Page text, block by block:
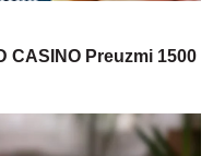
CASINO Preuzmi 1500